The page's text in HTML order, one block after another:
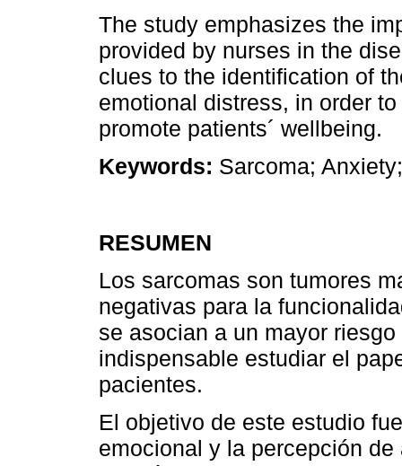
The study emphasizes the
provided by nurses in the
clues to the identification of
emotional distress, in order
promote patients´ wellbeing.
Keywords: Sarcoma;
RESUMEN
Los sarcomas son tumores
negativas para la
se asocian a un mayor
indispensable estudiar el
pacientes.
El objetivo de este estudio
emocional y la percepción